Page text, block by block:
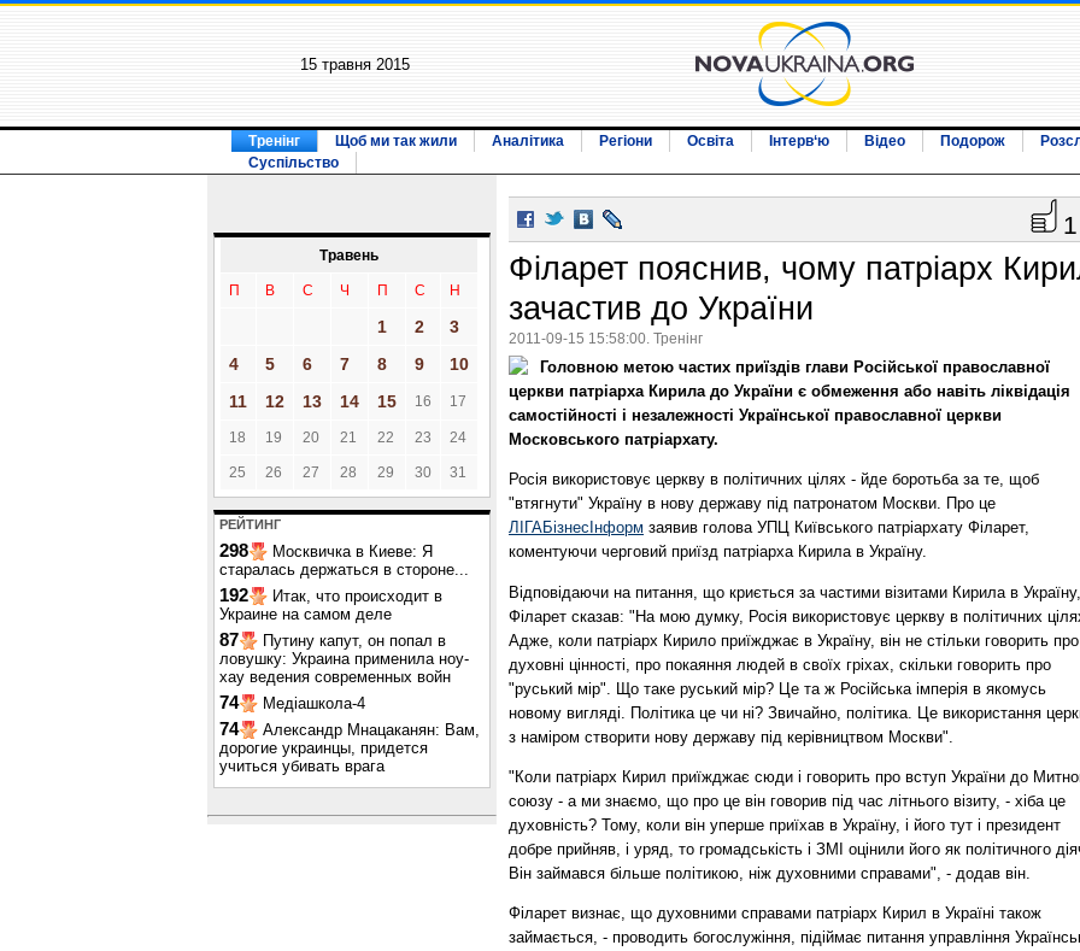
15 травня 2015
Тренінг Щоб ми так жили Аналітика Регіони Освіта Інтерв‘ю Відео Подорож
Суспільство
Травень
П В С Ч П С Н
1 2
3
4
5 6 7 8 9
10
11
12 13 14 15 16 17
18 19 20 21 22 23 24
25 26 27 28 29 30 31
РЕЙТИНГ
298
Москвичка в Киеве: Я
старалась держаться в стороне...
192
Итак, что происходит в
Украине на самом деле
87
Путину капут, он попал в
ловушку: Украина применила ноу-
хау ведения современных войн
74 Медіашкола-4
74
Александр Мнацаканян: Вам,
дорогие украинцы, придется
учиться убивать врага
1
Філарет пояснив, чому патріарх
зачастив до України
2011-09-15 15:58:00. Тренінг
Головною метою частих приїздів глави Російської православної
церкви патріарха Кирила до України є обмеження або навіть ліквідація
самостійності і незалежності Української православної церкви
Московського патріархату.
Росія використовує церкву в політичних цілях - йде боротьба за те, щоб
"втягнути" Україну в нову державу під патронатом Москви. Про це
ЛІГАБізнесІнформ заявив голова УПЦ Київського патріархату Філарет,
коментуючи черговий приїзд патріарха Кирила в Україну.
Відповідаючи на питання, що криється за частими візитами Кирила в Україну,
Філарет сказав: "На мою думку, Росія використовує церкву в політичних
Адже, коли патріарх Кирило приїжджає в Україну, він не стільки говорить про
духовні цінності, про покаяння людей в своїх гріхах, скільки говорить про
"руський мір". Що таке руський мір? Це та ж Російська імперія в якомусь
новому вигляді. Політика це чи ні? Звичайно, політика. Це використання
з наміром створити нову державу під керівництвом Москви".
"Коли патріарх Кирил приїжджає сюди і говорить про вступ України до
союзу - а ми знаємо, що про це він говорив під час літнього візиту, - хіба це
духовність? Тому, коли він уперше приїхав в Україну, і його тут і президент
добре прийняв, і уряд, то громадськість і ЗМІ оцінили його як політичного
Він займався більше політикою, ніж духовними справами", - додав він.
Філарет визнає, що духовними справами патріарх Кирил в Україні також
займається, - проводить богослужіння, підіймає питання управління